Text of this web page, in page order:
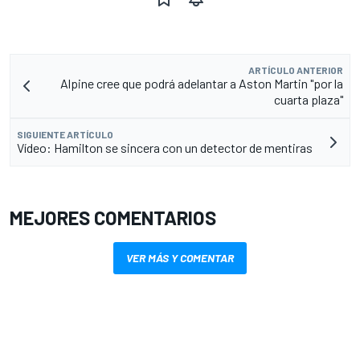
ARTÍCULO ANTERIOR
Alpine cree que podrá adelantar a Aston Martin "por la
cuarta plaza"
SIGUIENTE ARTÍCULO
Vídeo: Hamilton se sincera con un detector de mentiras
MEJORES COMENTARIOS
VER MÁS Y COMENTAR